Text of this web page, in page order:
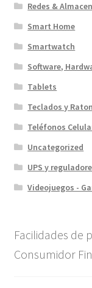
Redes &
Smart Home
Smartwatch
Software,
Tablets
Teclados y
Teléfonos
Uncategorized
UPS y
Videojuegos -
Facilidades de
Consumidor